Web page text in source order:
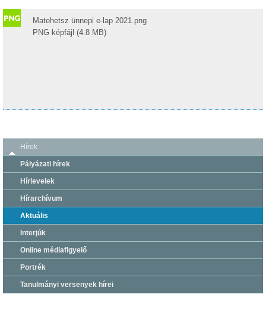
Matehetsz ünnepi e-lap 2021.png
PNG képfájl (4.8 MB)
Hírek
Pályázati hírek
Hírlevelek
Hírarchívum
Aktuális
Interjúk
Online médiafigyelő
Portrék
Tanulmányi versenyek hírei